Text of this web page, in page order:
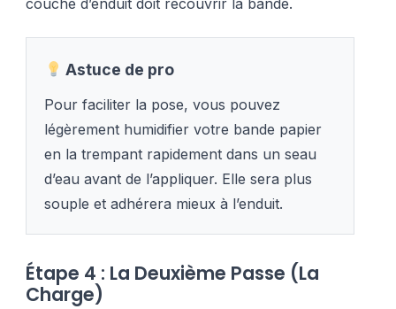
couche d’enduit doit recouvrir la bande.
Astuce de pro
Pour faciliter la pose, vous pouvez
légèrement humidifier votre bande papier
en la trempant rapidement dans un seau
d’eau avant de l’appliquer. Elle sera plus
souple et adhérera mieux à l’enduit.
Étape 4 : La Deuxième Passe (La
Charge)